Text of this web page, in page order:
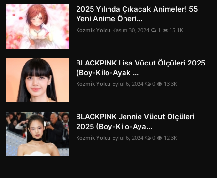
2025 Yılında Çıkacak Animeler! 55
Yeni Anime Öneri...
Kozmik Yolcu Kasım 30, 2024 1 15.1K
BLACKPINK Lisa Vücut Ölçüleri 2025
(Boy-Kilo-Ayak ...
Kozmik Yolcu Eylül 6, 2024 0 13.3K
BLACKPINK Jennie Vücut Ölçüleri
2025 (Boy-Kilo-Aya...
Kozmik Yolcu Eylül 6, 2024 0 12.3K